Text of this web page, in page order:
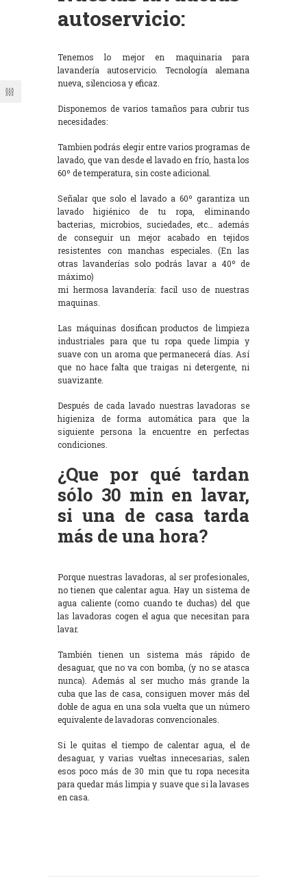
autoservicio:
Tenemos lo mejor en maquinaria para
lavandería autoservicio. Tecnología alemana
nueva, silenciosa y eficaz.
Disponemos de varios tamaños para cubrir tus
necesidades:
Tambien podrás elegir entre varios programas de
lavado, que van desde el lavado en frío, hasta los
60º de temperatura, sin coste adicional.
Señalar que solo el lavado a 60º garantiza un
lavado higiénico de tu ropa, eliminando
bacterias, microbios, suciedades, etc… además
de conseguir un mejor acabado en tejidos
resistentes con manchas especiales. (En las
otras lavanderías solo podrás lavar a 40º de
máximo)
mi hermosa lavandería: facil uso de nuestras
maquinas.
Las máquinas dosifican productos de limpieza
industriales para que tu ropa quede limpia y
suave con un aroma que permanecerá días. Así
que no hace falta que traigas ni detergente, ni
suavizante.
Después de cada lavado nuestras lavadoras se
higieniza de forma automática para que la
siguiente persona la encuentre en perfectas
condiciones.
¿Que por qué tardan
sólo 30 min en lavar,
si una de casa tarda
más de una hora?
Porque nuestras lavadoras, al ser profesionales,
no tienen que calentar agua. Hay un sistema de
agua caliente (como cuando te duchas) del que
las lavadoras cogen el agua que necesitan para
lavar.
También tienen un sistema más rápido de
desaguar, que no va con bomba, (y no se atasca
nunca). Además al ser mucho más grande la
cuba que las de casa, consiguen mover más del
doble de agua en una sola vuelta que un número
equivalente de lavadoras convencionales.
Si le quitas el tiempo de calentar agua, el de
desaguar, y varias vueltas innecesarias, salen
esos poco más de 30 min que tu ropa necesita
para quedar más limpia y suave que si la lavases
en casa.